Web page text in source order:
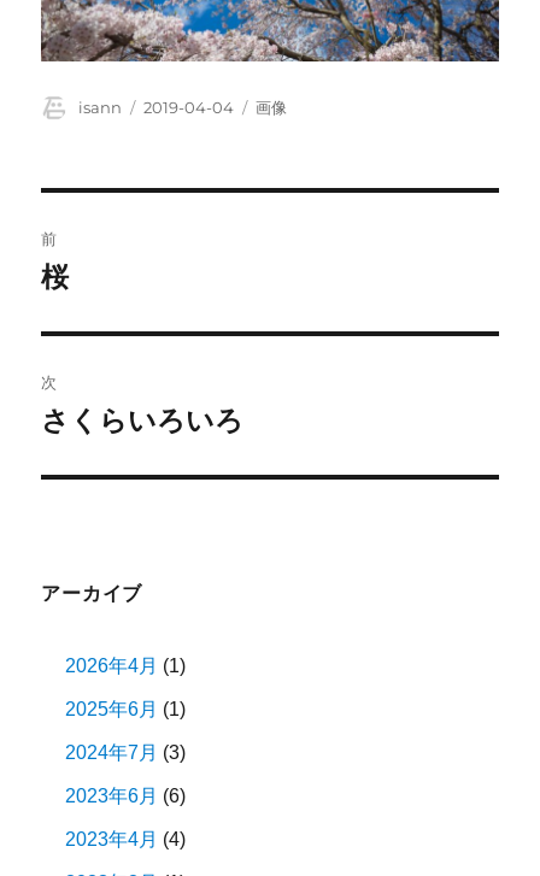
投
isann
投
2019-04-04
フ
画像
稿
ビ
ゲ
ー
前
前
投
稿:
桜
次
次
投
さくらいろいろ
アーカイブ
2026年4月 (1)
2025年6月 (1)
2024年7月 (3)
2023年6月 (6)
2023年4月 (4)